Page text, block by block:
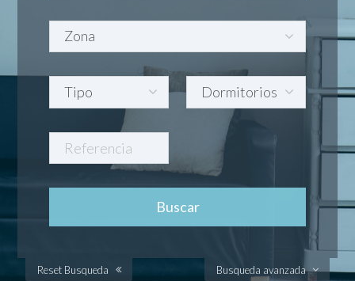
Busqueda avanzada
Reset Busqueda